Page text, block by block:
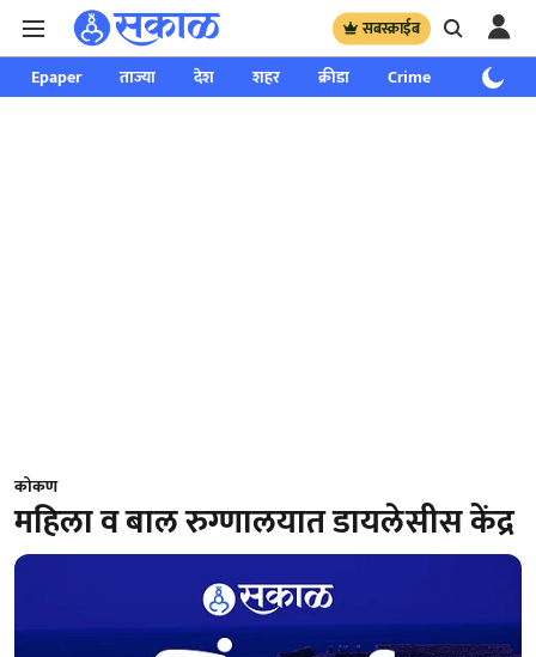
सबस्क्राईब
Epaper ताज्या देश शहर क्रीडा Crime साप्ताहिक
कोकण
महिला व बाल रुग्णालयात डायलेसीस केंद्र